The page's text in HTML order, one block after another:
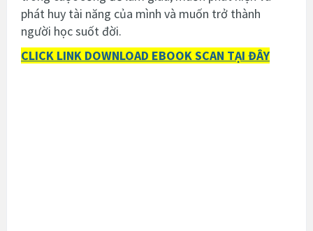
phát huy tài năng của mình và muốn trở thành
người học suốt đời.
CLICK LINK DOWNLOAD EBOOK SCAN TẠI ĐÂY